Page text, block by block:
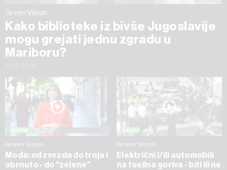
Green Vision
Kako biblioteke iz bivše Jugoslavije
mogu grejati jednu zgradu u
Mariboru?
Green Vision
Moda: od zvezda do trnja i
obrnuto - do "zelene"
Green Vision
Električni i/ili automobili
na fosilna goriva - biti ili ne